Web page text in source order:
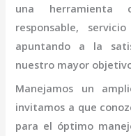
una herramienta
responsable,
apuntando a la
nuestro mayor
Manejamos un
invitamos a que
para el óptimo